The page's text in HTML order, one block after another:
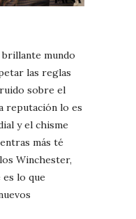
mundo
las reglas
sobre el
reputación lo es
y el chisme
más té
Winchester,
lo que